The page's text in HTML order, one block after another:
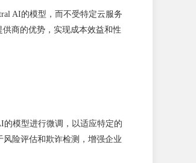
AI的模型，而不受特定云服务
商的优势，实现成本效益和性
模型进行微调，以适应特定的
险评估和欺诈检测，增强企业